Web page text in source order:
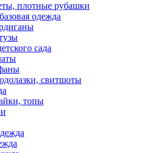
плотные рубашки
одежда
сада
свитшоты
топы